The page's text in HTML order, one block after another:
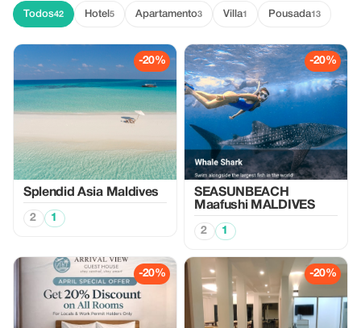
Todos42 Hotel 5 Apartamento3 Villa1 Pousada13
-20%
Splendid Asia Maldives
2 1
-20%
SEASUNBEACH
Maafushi MALDIVES
2 1
-20% -20%